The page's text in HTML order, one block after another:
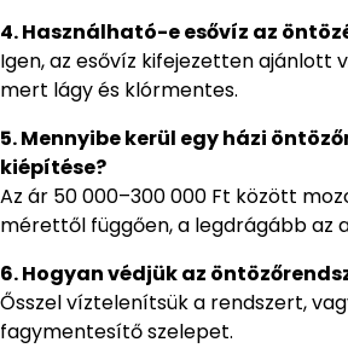
4. Használható-e esővíz az
Igen, az esővíz kifejezetten ajánlott
mert lágy és klórmentes.
5. Mennyibe kerül egy házi
kiépítése?
Az ár 50 000–300 000 Ft között
mérettől függően, a legdrágább az
6. Hogyan védjük az
Ősszel víztelenítsük a rendszert,
fagymentesítő szelepet.